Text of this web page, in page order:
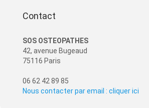
Contact
SOS OSTEOPATHES
42, avenue Bugeaud
75116 Paris
06 62 42 89 85
Nous contacter par email : cliquer ici